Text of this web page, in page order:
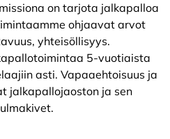
on tarjota jalkapalloa
ohjaavat arvot
yhteisöllisyys.
5-vuotiaista
asti. Vapaaehtoisuus ja
jalkapallojaoston ja sen